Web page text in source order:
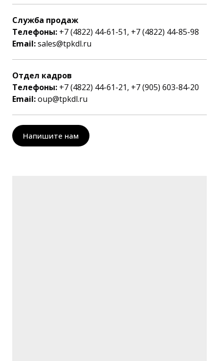
Служба продаж
Телефоны: +7 (4822) 44-61-51, +7 (4822) 44-85-98
Email:sales@tpkdl.ru
Отдел кадров
Телефоны: +7 (4822) 44-61-21, +7 (905) 603-84-20
Email:oup@tpkdl.ru
Напишите нам